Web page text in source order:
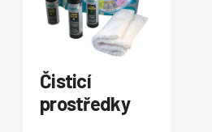
Čisticí
prostředky